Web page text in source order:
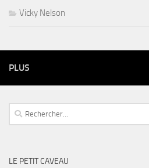
Vicky Nelson
PLUS
Rechercher :
LE PETIT CAVEAU